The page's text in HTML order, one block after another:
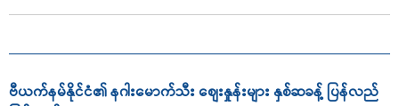
ဗီယက်နမ်နိုင်ငံ၏ နဂါးမောက်သီး စျေးနှုန်းများ နှစ်ဆခန့် ပြန်လည်